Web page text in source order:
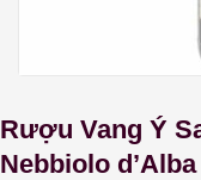
Rượu Vang Ý
Nebbiolo d’Alba